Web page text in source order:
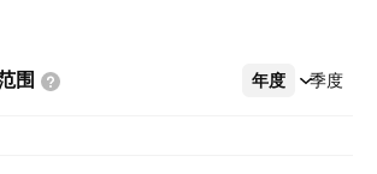
围 年度 季度
更多